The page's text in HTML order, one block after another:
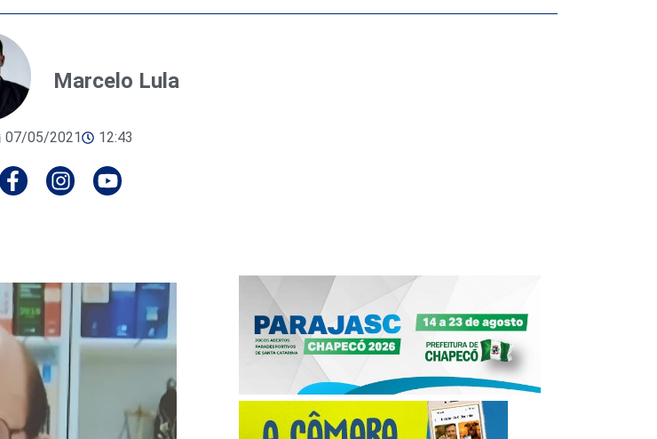
Marcelo Lula
07/05/2021 12:43